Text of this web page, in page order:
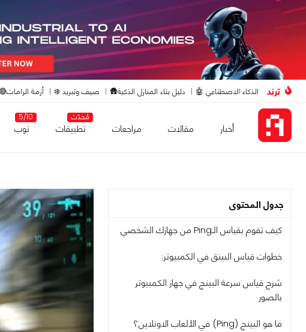
ترند الذكاء الاصطناعي 🤖 دليل بناء المنازل الذكية🛖 صيف وتبريد ❄️ أزمة
أخبار مقالات مراجعات
مُحدّث
تطبيقات
5/10
توب
جدول المحتوى
كيف تقوم بقياس الـPing من جهازك الشخصي
خطوات قياس البينق في الكمبيوتر:
شرح قياس سرعة البينج في جهاز الكمبيوتر
بالصور
ما هو البينج (Ping) في الألعاب الاونلاين؟